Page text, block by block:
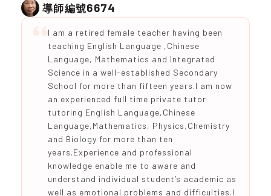
導師編號6674
I am a retired female teacher having been
teaching English Language ,Chinese
Language, Mathematics and Integrated
Science in a well-established Secondary
School for more than fifteen years.I am now
an experienced full time private tutor
tutoring English Language,Chinese
Language,Mathematics, Physics,Chemistry
and Biology for more than ten
years.Experience and professional
knowledge enable me to aware and
understand individual student’s academic as
well as emotional problems and difficulties.I